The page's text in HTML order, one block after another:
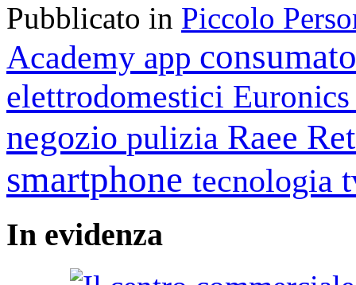
Pubblicato in Piccolo
Academy app
elettrodomestici
negozio pulizia Raee
smartphone tecnologia
In evidenza